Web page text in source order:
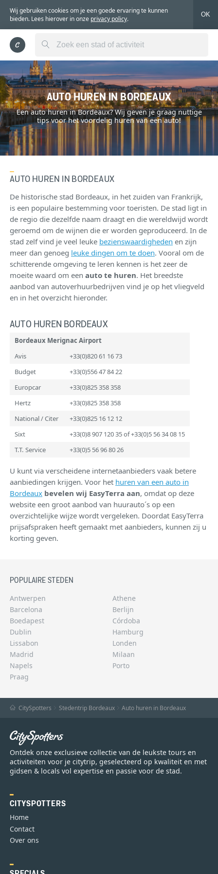
Wij gebruiken cookies om je een goede ervaring te kunnen
bieden. Lees hierover in onze privacy policy.
OK
AUTO HUREN IN BORDEAUX
Een auto huren in Bordeaux? Wij geven je graag nuttige
tips voor het voordelig huren van een auto!
AUTO HUREN IN BORDEAUX
De historische stad Bordeaux, in het zuiden van Frankrijk,
is een populaire bestemming voor toeristen. De stad ligt in
de regio die dezelfde naam draagt en die wereldwijd wordt
geroemd om de wijnen die er worden geproduceerd. In de
stad zelf vind je veel leuke bezienswaardigheden en zijn
meer dan genoeg leuke dingen om te doen. Vooral om de
schitterende omgeving te leren kennen is het zeer de
moeite waard om een auto te huren. Het breedste
aanbod van autoverhuurbedrijven vind je op het vliegveld
en in het overzicht hieronder.
AUTO HUREN BORDEAUX
Bordeaux Merignac Airport
Avis
+33(0)820 61 16 73
Budget
+33(0)556 47 84 22
Europcar
+33(0)825 358 358
Hertz
+33(0)825 358 358
National / Citer
+33(0)825 16 12 12
Sixt
+33(0)8 907 120 35 of +33(0)5 56 34 08 15
T.T. Service
+33(0)5 56 96 80 26
U kunt via verscheidene internetaanbieders vaak betere
aanbiedingen krijgen. Voor het huren van een auto in
Bordeaux bevelen wij EasyTerra aan, omdat op deze
website een groot aanbod van huurauto´s op een
overzichtelijke wijze wordt vergeleken. Doordat EasyTerra
prijsafspraken heeft gemaakt met aanbieders, kunnen zij u
korting geven.
POPULAIRE STEDEN
Antwerpen
Athene
Barcelona
Berlijn
Boedapest
Córdoba
Dublin
Hamburg
Lissabon
Londen
Madrid
Milaan
Napels
Porto
Praag
CitySpotters Stedentrip Bordeaux Auto huren in Bordeaux
Ontdek onze exclusieve collectie van de leukste tours en
activiteiten voor je citytrip, geselecteerd op kwaliteit en met
gidsen & locals vol expertise en passie voor de stad.
CITYSPOTTERS
Home
Contact
Over ons